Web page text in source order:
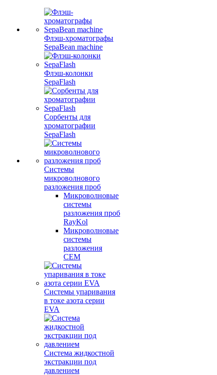
Флэш-хроматографы
SepaBean machine
Флэш-колонки
SepaFlash
Сорбенты для
хроматографии
SepaFlash
Системы
микроволнового
разложения проб
Микроволновые
системы
разложения проб
RayKol
Микроволновые
системы
разложения
CEM
Системы упаривания
в токе азота серии
EVA
Система жидкостной
экстракции под
давлением